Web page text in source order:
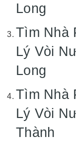
Long
Tìm Nhà
Lý Vòi
Long
Tìm Nhà
Lý Vòi
Thành